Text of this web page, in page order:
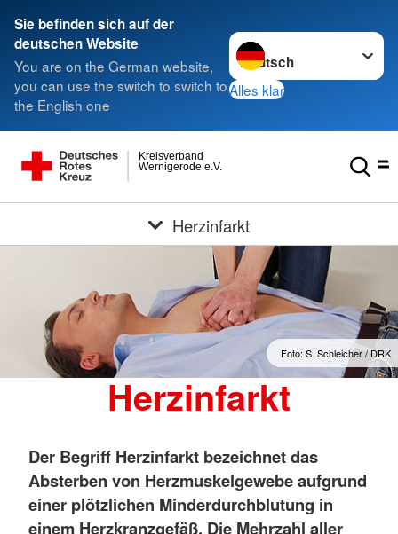
Sie befinden sich auf der
deutschen Website
You are on the German website,
you can use the switch to switch to
the English one
Sprache wechseln zu
Alles klar
Wernigerode e.V.
Kreisverband
Herzinfarkt
Foto: S. Schleicher / DRK
Herzinfarkt
Der Begriff Herzinfarkt bezeichnet das
Absterben von Herzmuskelgewebe aufgrund
einer plötzlichen Minderdurchblutung in
einem Herzkranzgefäß. Die Mehrzahl aller